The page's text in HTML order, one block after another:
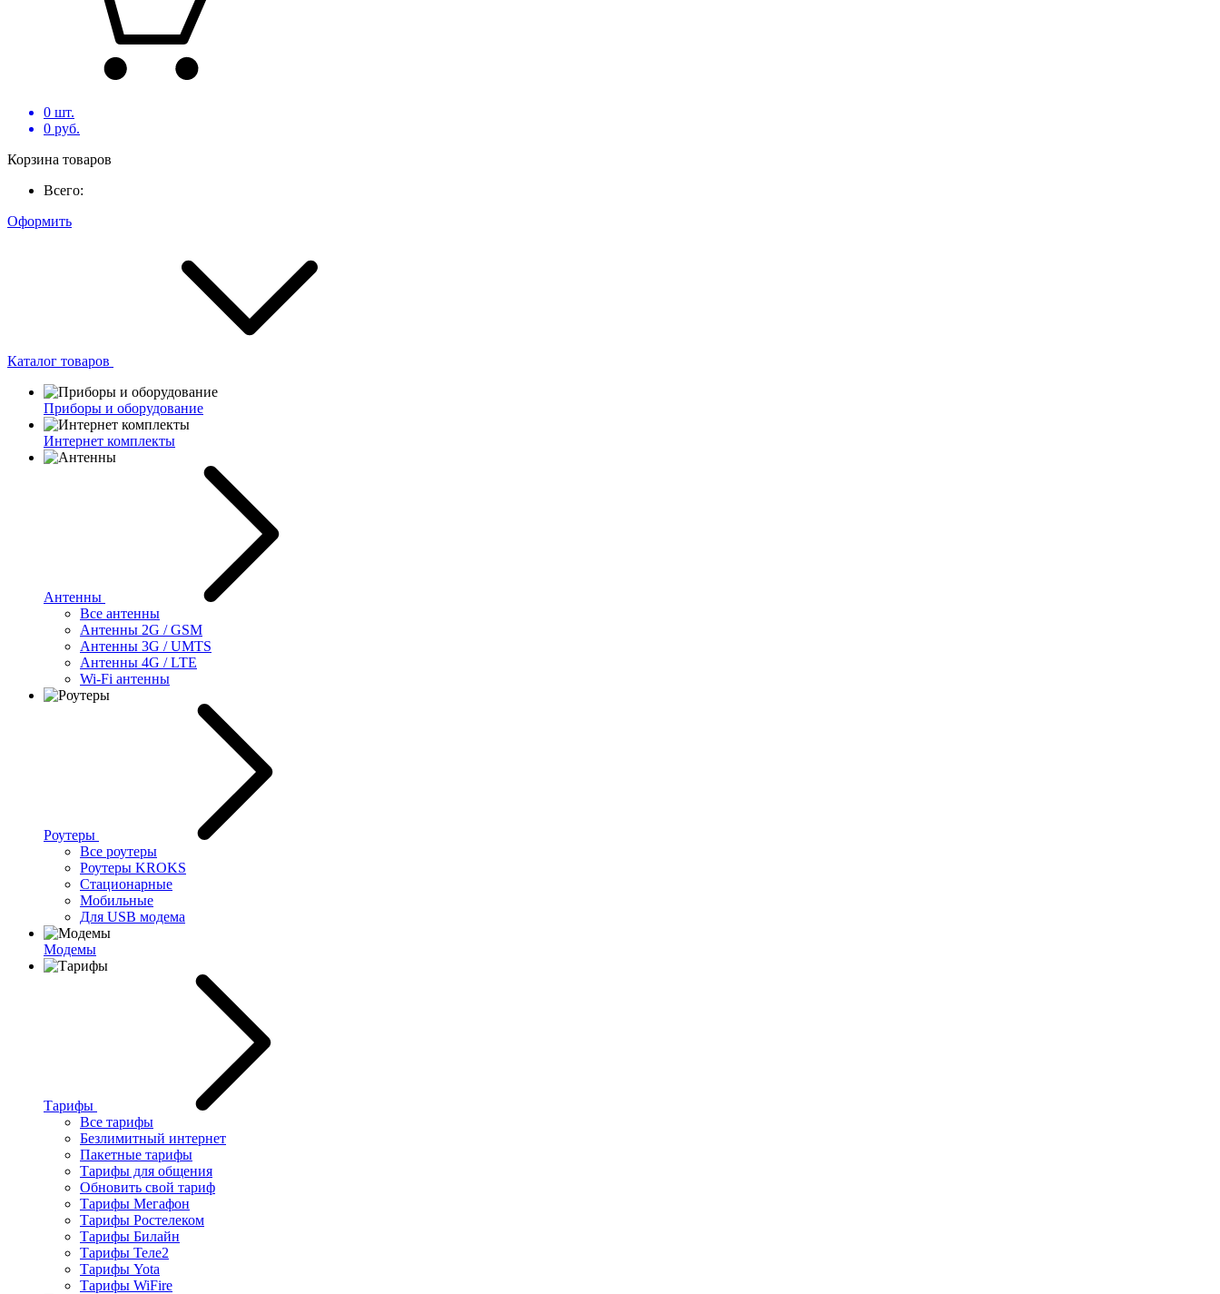
0 шт.
0 руб.
Корзина товаров
Всего:
Оформить
Каталог товаров
Приборы и оборудование
Интернет комплекты
Антенны
Все антенны
Антенны 2G / GSM
Антенны 3G / UMTS
Антенны 4G / LTE
Wi-Fi антенны
Роутеры
Все роутеры
Роутеры KROKS
Стационарные
Мобильные
Для USB модема
Модемы
Тарифы
Все тарифы
Безлимитный интернет
Пакетные тарифы
Тарифы для общения
Обновить свой тариф
Тарифы Мегафон
Тарифы Ростелеком
Тарифы Билайн
Тарифы Теле2
Тарифы Yota
Тарифы WiFire